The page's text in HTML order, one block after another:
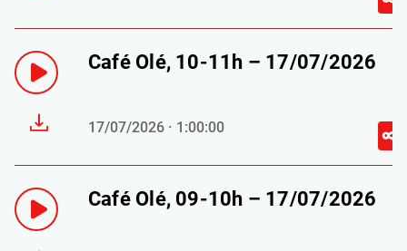
Café Olé, 10-11h – 17/07/2026
17/07/2026 · 1:00:00
Café Olé, 09-10h – 17/07/2026